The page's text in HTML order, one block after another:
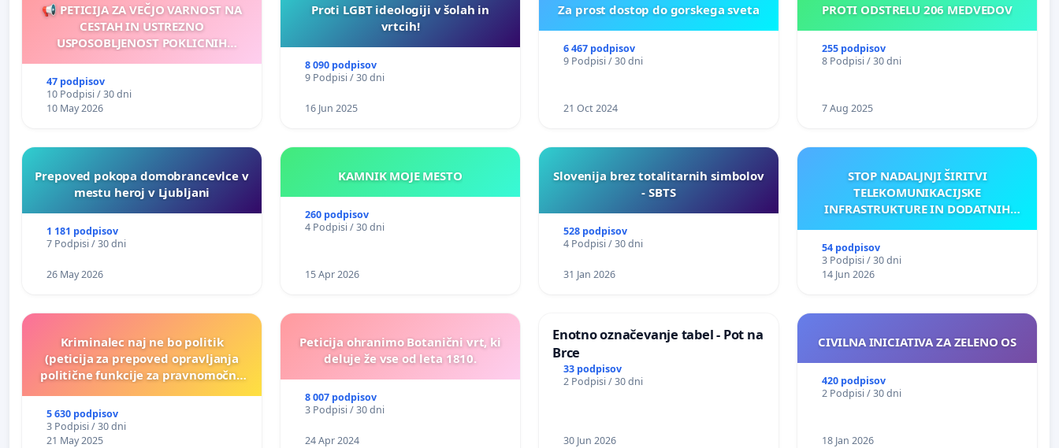
📢 PETICIJA ZA VEČJO VARNOST NA
CESTAH IN USTREZNO
USPOSOBLJENOST POKLICNIH
47 podpisov
10 Podpisi / 30 dni
10 May 2026
Proti LGBT ideologiji v šolah in
vrtcih!
8 090 podpisov
9 Podpisi / 30 dni
16 Jun 2025
Za prost dostop do gorskega sveta
6 467 podpisov
9 Podpisi / 30 dni
21 Oct 2024
PROTI ODSTRELU 206 MEDVEDOV
255 podpisov
8 Podpisi / 30 dni
7 Aug 2025
Prepoved pokopa domobrancevlce v
mestu heroj v Ljubljani
1 181 podpisov
7 Podpisi / 30 dni
26 May 2026
KAMNIK MOJE MESTO
260 podpisov
4 Podpisi / 30 dni
15 Apr 2026
Slovenija brez totalitarnih simbolov
- SBTS
528 podpisov
4 Podpisi / 30 dni
31 Jan 2026
STOP NADALJNJI ŠIRITVI
TELEKOMUNIKACIJSKE
INFRASTRUKTURE IN DODATNIH
54 podpisov
3 Podpisi / 30 dni
14 Jun 2026
Kriminalec naj ne bo politik
(peticija za prepoved opravljanja
politične funkcije za pravnomočno
5 630 podpisov
3 Podpisi / 30 dni
21 May 2025
Peticija ohranimo Botanični vrt, ki
deluje že vse od leta 1810.
8 007 podpisov
3 Podpisi / 30 dni
24 Apr 2024
Enotno označevanje tabel - Pot na
Brce
33 podpisov
2 Podpisi / 30 dni
30 Jun 2026
CIVILNA INICIATIVA ZA ZELENO OS
420 podpisov
2 Podpisi / 30 dni
18 Jan 2026